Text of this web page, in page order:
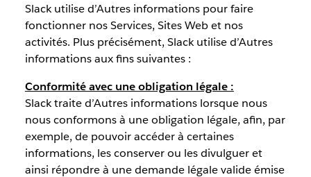
Slack utilise d’Autres informations pour faire
fonctionner nos Services, Sites Web et nos
activités. Plus précisément, Slack utilise d’Autres
informations aux fins suivantes :
Conformité avec une obligation légale :
Slack traite d’Autres informations lorsque nous
nous conformons à une obligation légale, afin, par
exemple, de pouvoir accéder à certaines
informations, les conserver ou les divulguer et
ainsi répondre à une demande légale valide émise